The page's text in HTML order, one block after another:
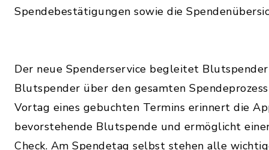
Spendebestätigungen sowie die
Der neue Spenderservice begleitet
Blutspender über den gesamten
Vortag eines gebuchten Termins erinnert die
bevorstehende Blutspende und ermöglicht
Check. Am Spendetag selbst stehen alle